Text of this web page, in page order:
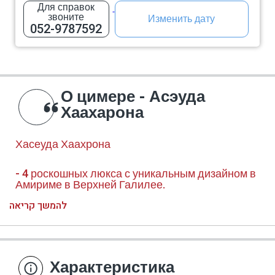
Для справок
звоните
052-9787592
Изменить дату
О цимере - Асэуда
Хаахарона
Хасеуда Хаахрона
- 4 роскошных люкса с уникальным дизайном в
Амириме в Верхней Галилее.
эстетики и искусства, обладаете особой
великолепия и роскоши, мечтаете о Европе,
להמשך קריאה
Характеристика